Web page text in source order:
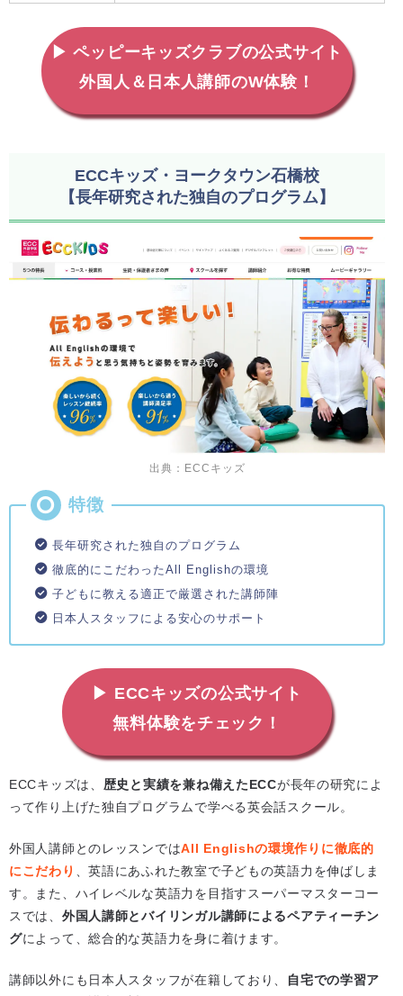
▶ ペッピーキッズクラブの公式サイト
外国人＆日本人講師のW体験！
ECCキッズ・ヨークタウン石橋校
【長年研究された独自のプログラム】
出典：ECCキッズ
長年研究された独自のプログラム
徹底的にこだわったAll Englishの環境
子どもに教える適正で厳選された講師陣
日本人スタッフによる安心のサポート
▶ ECCキッズの公式サイト
無料体験をチェック！
ECCキッズは、 歴史と実績を兼ね備えたECCが長年の研究によ
って作り上げた独自プログラムで学べる英会話スクール。
外国人講師とのレッスンではAll Englishの環境作りに徹底的
にこだわり
、英語にあふれた教室で子どもの英語力を伸ばしま
す。また、ハイレベルな英語力を目指すスーパーマスターコー
スでは、 外国人講師とバイリンガル講師によるペアティーチン
グによって、総合的な英語力を身に着けます。
講師以外にも日本人スタッフが在籍しており、
自宅での学習ア